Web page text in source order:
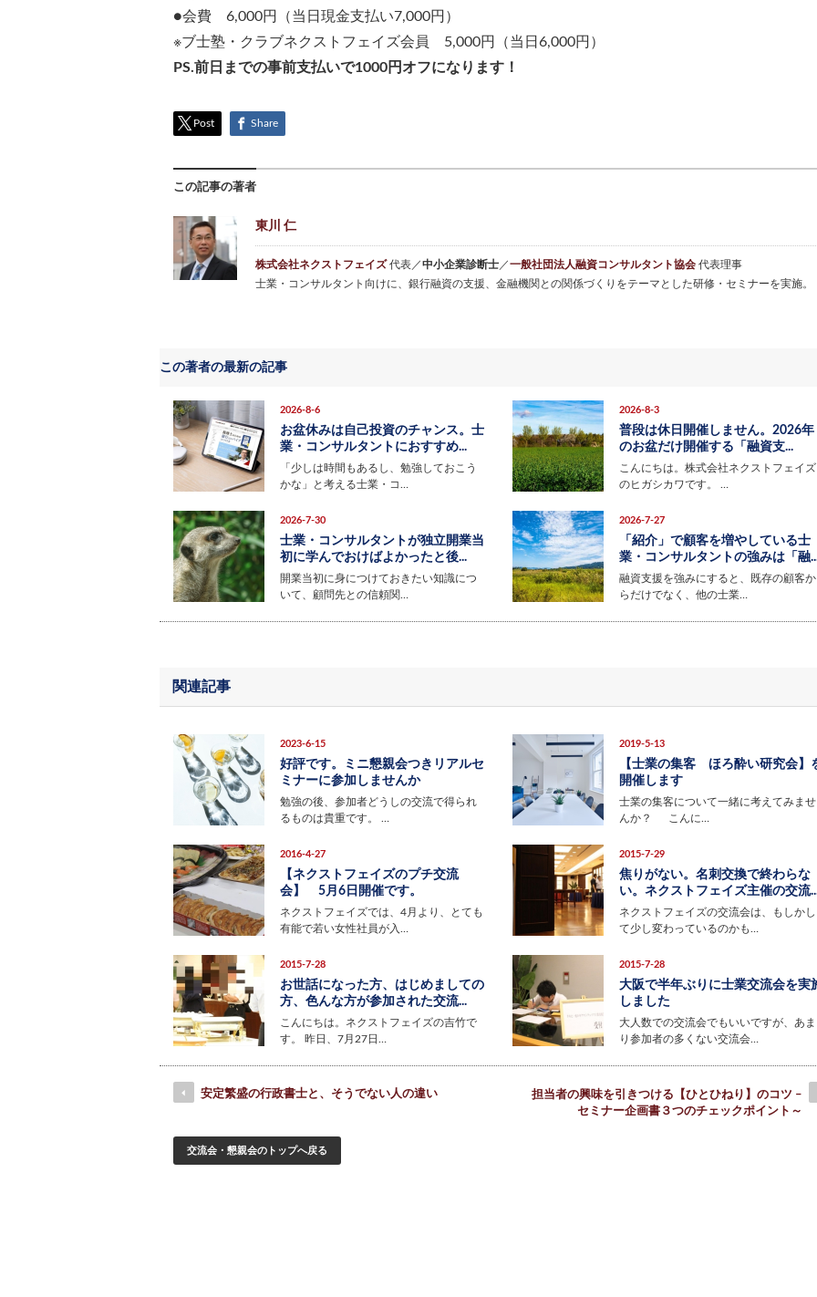
●会費 6,000円（当日現金支払い7,000円）
※ブ士塾・クラブネクストフェイズ会員 5,000円（当日6,000円）
PS.前日までの事前支払いで1000円オフになります！
Post Share
この記事の著者
東川 仁
株式会社ネクストフェイズ代表／中小企業診断士 ／一般社団法人融資コンサルタント協会 代表理事
士業・コンサルタント向けに、銀行融資の支援、金融機関との関係づくりをテーマとした研修・セミナーを実施。
この著者の最新の記事
2026-8-6
お盆休みは自己投資のチャンス。士
業・コンサルタントにおすすめ...
「少しは時間もあるし、勉強しておこう
かな」と考える士業・コ…
2026-8-3
普段は休日開催しません。2026年
のお盆だけ開催する「融資支...
こんにちは。株式会社ネクストフェイズ
のヒガシカワです。 …
2026-7-30
士業・コンサルタントが独立開業当
初に学んでおけばよかったと後...
開業当初に身につけておきたい知識につ
いて、顧問先との信頼関…
2026-7-27
「紹介」で顧客を増やしている士
業・コンサルタントの強みは「融
融資支援を強みにすると、既存の顧客か
らだけでなく、他の士業…
関連記事
2023-6-15
好評です。ミニ懇親会つきリアルセ
ミナーに参加しませんか
勉強の後、参加者どうしの交流で得られ
るものは貴重です。 …
2019-5-13
【士業の集客 ほろ酔い研究会】
開催します
士業の集客について一緒に考えてみませ
んか？ こんに…
2016-4-27
【ネクストフェイズのプチ交流
会】 5月6日開催です。
ネクストフェイズでは、4月より、とても
有能で若い女性社員が入…
2015-7-29
焦りがない。名刺交換で終わらな
い。ネクストフェイズ主催の交流
ネクストフェイズの交流会は、もしかし
て少し変わっているのかも…
2015-7-28
お世話になった方、はじめましての
方、色んな方が参加された交流...
こんにちは。ネクストフェイズの吉竹で
す。 昨日、7月27日…
2015-7-28
大阪で半年ぶりに士業交流会を実
しました
大人数での交流会でもいいですが、あま
り参加者の多くない交流会…
安定繁盛の行政書士と、そうでない人の違い
担当者の興味を引きつける【ひとひねり】のコツ –
セミナー企画書３つのチェックポイント～
交流会・懇親会のトップへ戻る